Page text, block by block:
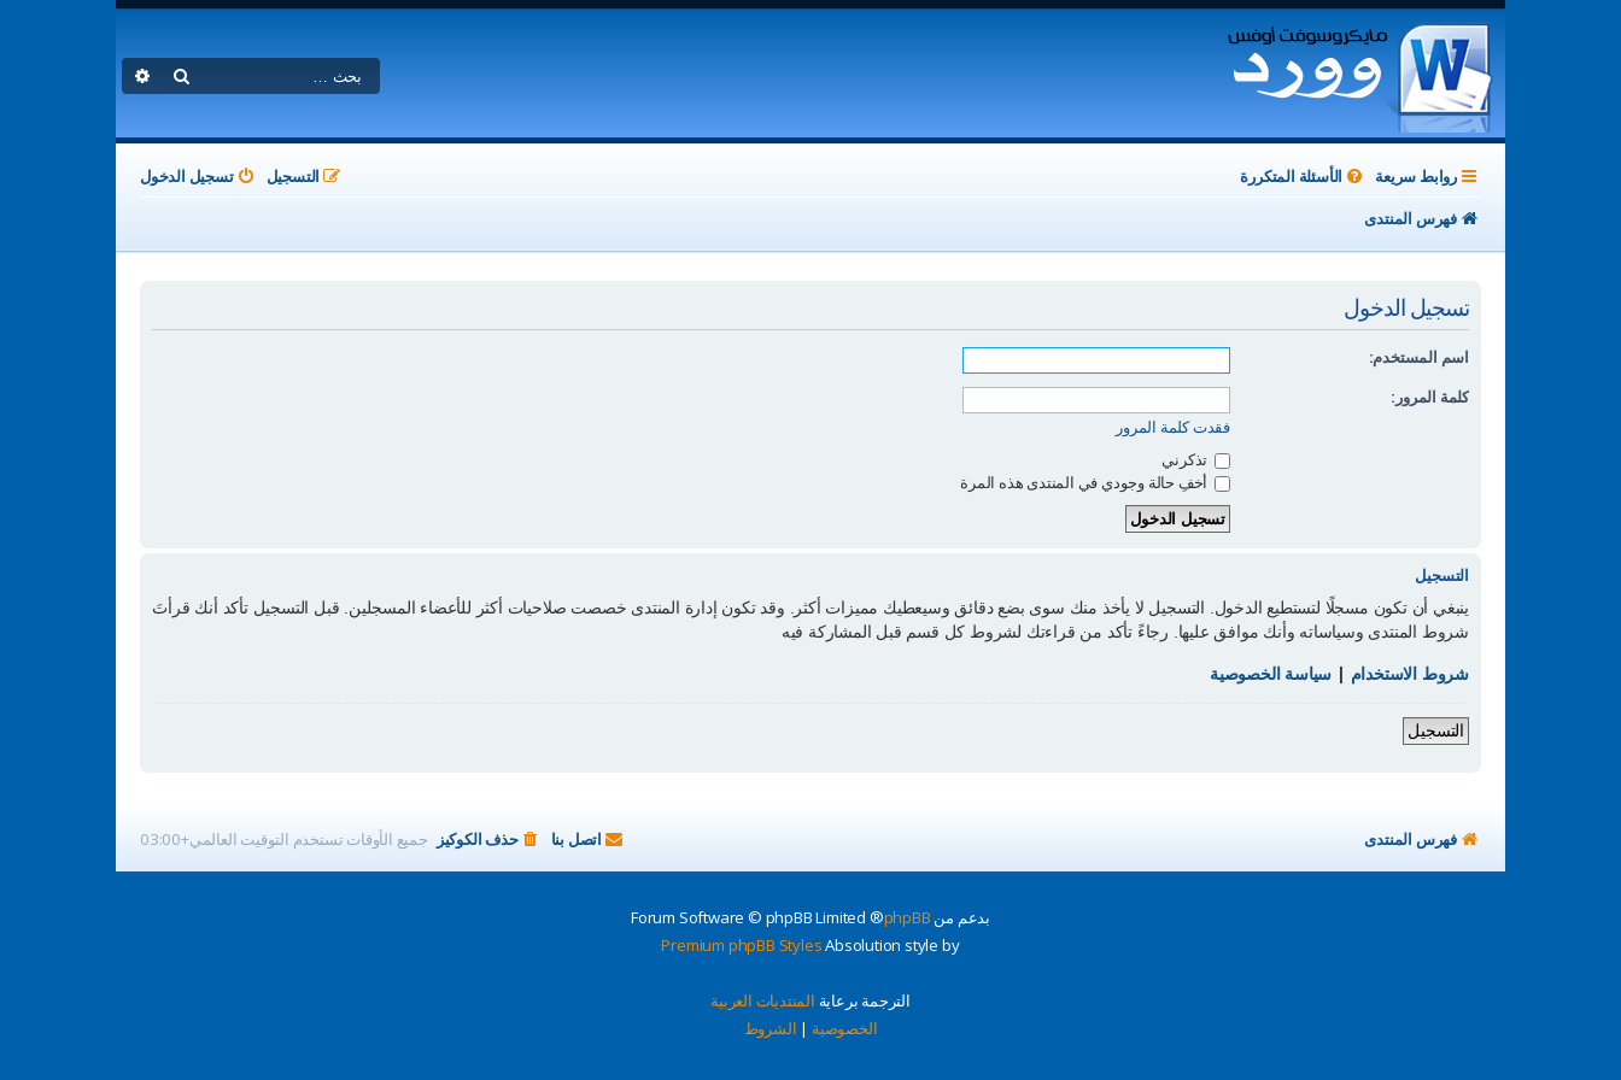
بحث
روابط سريعة الأسئلة المتكررة تسجيل الدخول
التسجيل
فهرس المنتدى
تسجيل الدخول
اسم المستخدم:
كلمة المرور:
فقدت كلمة المرور
تذكرني
أخفِ حالة وجودي في المنتدى هذه المرة
التسجيل
ينبغي أن تكون مسجلًا لتستطيع الدخول. التسجيل لا يأخذ منك سوى بضع دقائق وسيعطيك مميزات أكثر. وقد تكون إدارة المنتدى خصصت صلاحيات أكثر للأعضاء المسجلين. قبل التسجيل تأكد أنك قرأتَ
شروط المنتدى وسياساته وأنك موافق عليها. رجاءً تأكد من قراءتك لشروط كل قسم قبل المشاركة فيه
شروط الاستخدام | سياسة الخصوصية
التسجيل
فهرس المنتدى جميع الأوقات تستخدم التوقيت العالمي+03:00 حذف الكوكيز اتصل بنا
بدعم من phpBB
® Forum Software © phpBB Limited
Absolution style by
Premium phpBB Styles
الترجمة برعاية المنتديات العربية
الخصوصية | الشروط